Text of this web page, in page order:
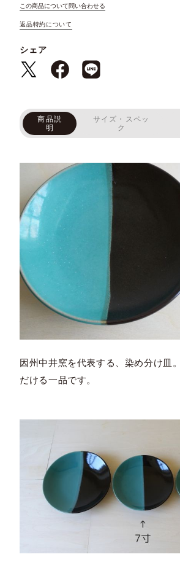
この商品について問い合わせる
返品特約について
シェア
商品説
明
サイズ・スペッ
ク
因州中井窯を代表する、染め分け皿
だける一品です。